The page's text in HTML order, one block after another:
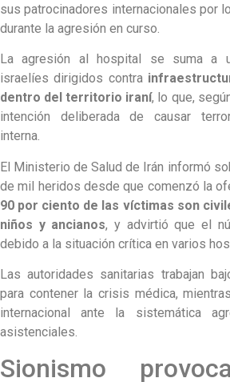
sus patrocinadores internacionales por
durante la agresión en curso.
La agresión al hospital se suma a
israelíes dirigidos contra
dentro del territorio iraní, lo que,
intención deliberada de causar
interna.
El Ministerio de Salud de Irán informó
de mil heridos desde que comenzó la
90 por ciento de las víctimas son
niños y ancianos, y advirtió que el
debido a la situación crítica en varios
Las autoridades sanitarias trabajan
para contener la crisis médica,
internacional ante la sistemática
asistenciales.
Sionismo